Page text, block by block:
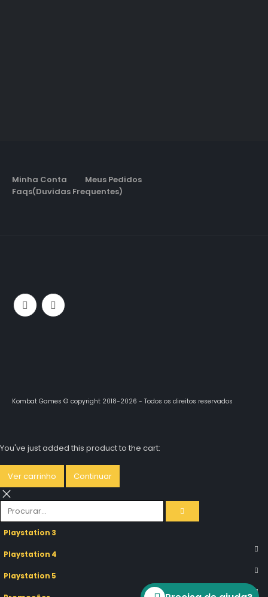
Minha Conta
Meus Pedidos
Faqs(Duvidas Frequentes)
Kombat Games © copyright 2018-2026 - Todos os direitos reservados
You've just added this product to the cart:
Ver carrinho Continuar
Playstation 3
Playstation 4
Playstation 5